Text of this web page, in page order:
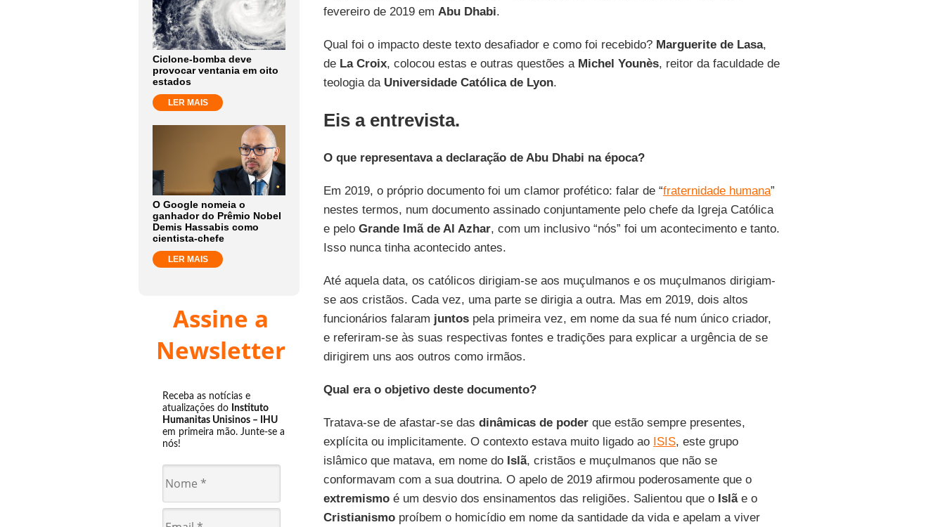
Ciclone-bomba deve
provocar ventania em oito
estados
LER MAIS
O Google nomeia o
ganhador do Prêmio Nobel
Demis Hassabis como
cientista-chefe
LER MAIS
Assine a
Newsletter
Receba as notícias e
atualizações do Instituto
Humanitas Unisinos – IHU
em primeira mão. Junte-se a
nós!
fevereiro de 2019 em Abu Dhabi.
Qual foi o impacto deste texto desafiador e como foi recebido? Marguerite de Lasa,
de La Croix, colocou estas e outras questões a Michel Younès, reitor da faculdade de
teologia da Universidade Católica de Lyon.
Eis a entrevista.
O que representava a declaração de Abu Dhabi na época?
Em 2019, o próprio documento foi um clamor profético: falar de “fraternidade humana”
nestes termos, num documento assinado conjuntamente pelo chefe da Igreja Católica
e pelo Grande Imã de Al Azhar, com um inclusivo “nós” foi um acontecimento e tanto.
Isso nunca tinha acontecido antes.
Até aquela data, os católicos dirigiam-se aos muçulmanos e os muçulmanos dirigiam-
se aos cristãos. Cada vez, uma parte se dirigia a outra. Mas em 2019, dois altos
funcionários falaram juntospela primeira vez, em nome da sua fé num único criador,
e referiram-se às suas respectivas fontes e tradições para explicar a urgência de se
dirigirem uns aos outros como irmãos.
Qual era o objetivo deste documento?
Tratava-se de afastar-se das dinâmicas de poderque estão sempre presentes,
explícita ou implicitamente. O contexto estava muito ligado ao ISIS, este grupo
islâmico que matava, em nome do Islã, cristãos e muçulmanos que não se
conformavam com a sua doutrina. O apelo de 2019 afirmou poderosamente que o
extremismoé um desvio dos ensinamentos das religiões. Salientou que o Islãe o
Cristianismoproíbem o homicídio em nome da santidade da vida e apelam a viver